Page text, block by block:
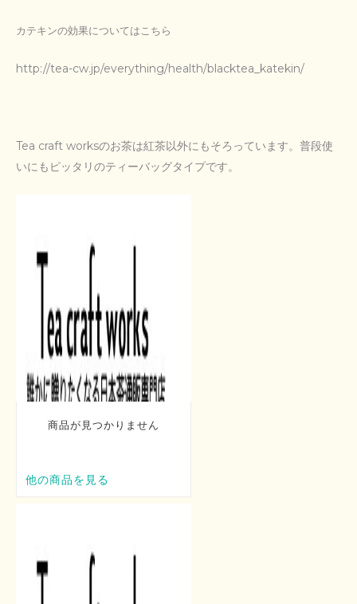
カテキンの効果についてはこちら
http://tea-cw.jp/everything/health/blacktea_katekin/
Tea craft worksのお茶は紅茶以外にもそろっています。普段使
いにもピッタリのティーバッグタイプです。